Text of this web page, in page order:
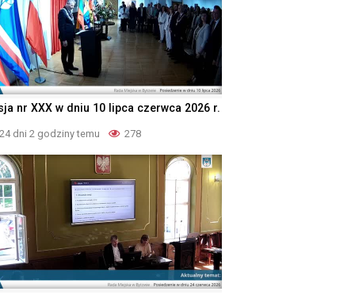
nr XXX w dniu 10 lipca czerwca 2026 r.
24 dni 2 godziny temu 278